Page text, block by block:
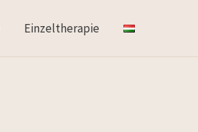
Einzeltherapie